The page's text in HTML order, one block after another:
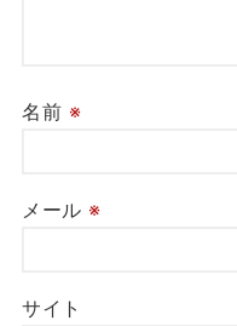
名前 ※
メール ※
サイト